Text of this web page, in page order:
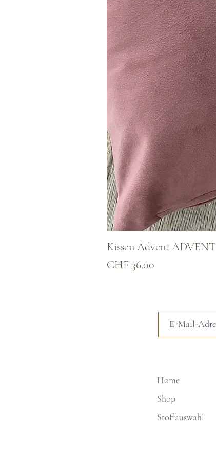
Kissen Advent ADVENT
Preis
CHF 36.00
Home
Shop
Stoffauswahl